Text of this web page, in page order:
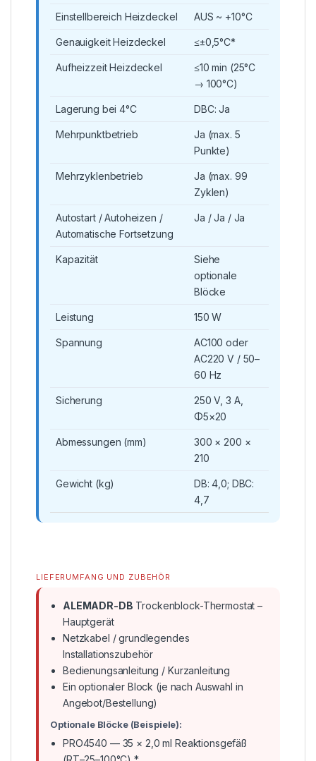
Einstellbereich Heizdeckel AUS ~ +10°C
Genauigkeit Heizdeckel ≤±0,5°C*
Aufheizzeit Heizdeckel
≤10 min (25°C
→ 100°C)
Lagerung bei 4°C DBC: Ja
Mehrpunktbetrieb
Ja (max. 5
Punkte)
Mehrzyklenbetrieb
Ja (max. 99
Zyklen)
Autostart / Autoheizen /
Automatische Fortsetzung
Ja / Ja / Ja
Kapazität
Siehe
optionale
Blöcke
Leistung 150 W
Spannung
AC100 oder
AC220 V / 50–
60 Hz
Sicherung
250 V, 3 A,
Φ5×20
Abmessungen (mm)
300 × 200 ×
210
Gewicht (kg)
DB: 4,0; DBC:
4,7
LIEFERUMFANG UND ZUBEHÖR
ALEMADR-DB Trockenblock-Thermostat –
Hauptgerät
Netzkabel / grundlegendes
Installationszubehör
Bedienungsanleitung / Kurzanleitung
Ein optionaler Block (je nach Auswahl in
Angebot/Bestellung)
Optionale Blöcke (Beispiele):
PRO4540 — 35 × 2,0 ml Reaktionsgefäß